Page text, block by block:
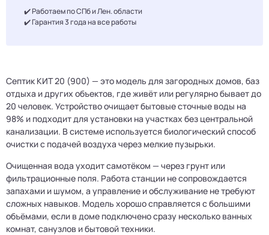
✔️ Работаем по СПб и Лен. области
✔️ Гарантия 3 года на все работы
Септик КИТ 20 (900) — это модель для загородных домов, баз
отдыха и других объектов, где живёт или регулярно бывает до
20 человек. Устройство очищает бытовые сточные воды на
98% и подходит для установки на участках без центральной
канализации. В системе используется биологический способ
очистки с подачей воздуха через мелкие пузырьки.
Очищенная вода уходит самотёком — через грунт или
фильтрационные поля. Работа станции не сопровождается
запахами и шумом, а управление и обслуживание не требуют
сложных навыков. Модель хорошо справляется с большими
объёмами, если в доме подключено сразу несколько ванных
комнат, санузлов и бытовой техники.